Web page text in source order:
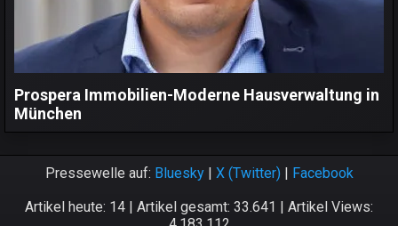
Prospera Immobilien-Moderne Hausverwaltung in
München
Pressewelle auf: Bluesky| X (Twitter)| Facebook
Artikel heute: 14 | Artikel gesamt: 33.641 | Artikel Views: